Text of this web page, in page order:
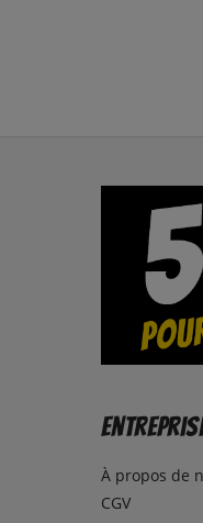
À propos de
CGV